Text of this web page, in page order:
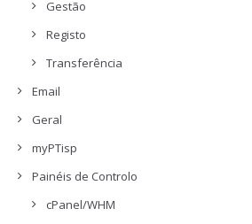
Gestão
Registo
Transferência
Email
Geral
myPTisp
Painéis de Controlo
cPanel/WHM